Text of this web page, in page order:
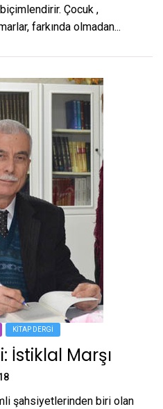
Çocuk ,
farkında olmadan...
KITAP DERGI
İstiklal Marşı
şahsiyetlerinden biri olan